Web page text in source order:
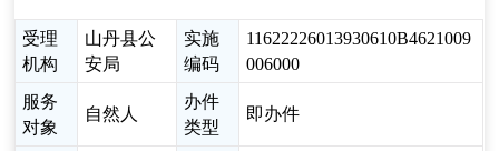
受理
机构
山丹县公
安局
实施
编码
11622226013930610B4621009
006000
服务
对象
自然人
办件
类型
即办件